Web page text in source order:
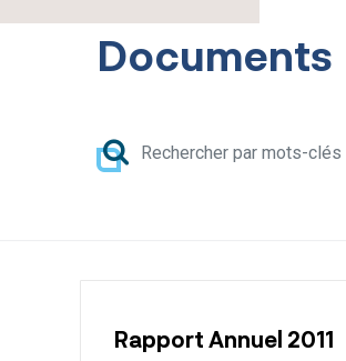
Documents
Rapport Annuel 2011